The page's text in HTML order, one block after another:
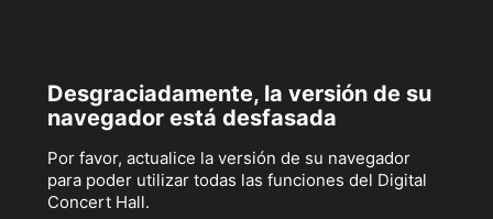
Desgraciadamente, la versión de su
navegador está desfasada
Por favor, actualice la versión de su navegador
para poder utilizar todas las funciones del Digital
Concert Hall.